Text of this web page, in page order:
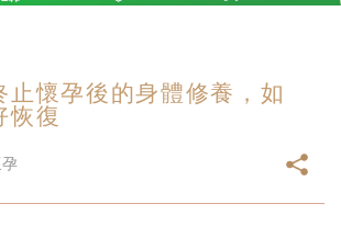
止懷孕後的身體修養，如
恢復